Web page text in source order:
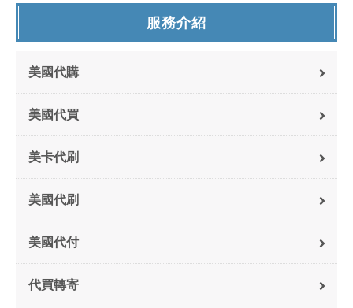
服務介紹
美國代購
美國代買
美卡代刷
美國代刷
美國代付
代買轉寄